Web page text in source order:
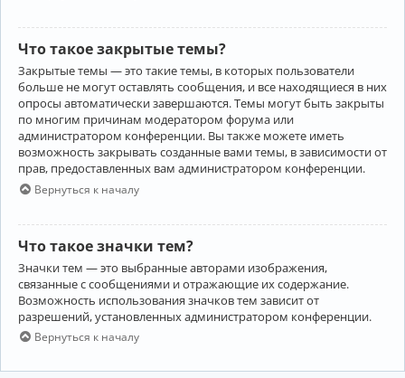
Что такое закрытые темы?
Закрытые темы — это такие темы, в которых пользователи
больше не могут оставлять сообщения, и все находящиеся в них
опросы автоматически завершаются. Темы могут быть закрыты
по многим причинам модератором форума или
администратором конференции. Вы также можете иметь
возможность закрывать созданные вами темы, в зависимости от
прав, предоставленных вам администратором конференции.
Вернуться к началу
Что такое значки тем?
Значки тем — это выбранные авторами изображения,
связанные с сообщениями и отражающие их содержание.
Возможность использования значков тем зависит от
разрешений, установленных администратором конференции.
Вернуться к началу